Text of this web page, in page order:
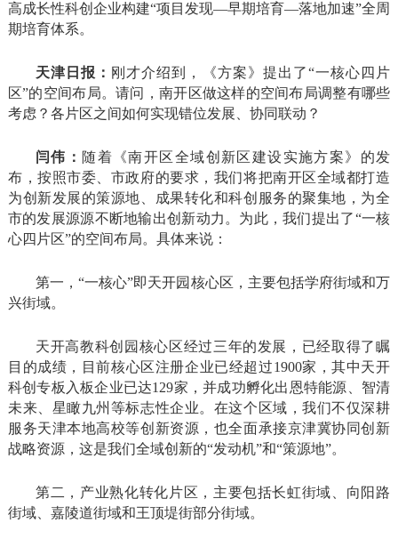
高成长性科创企业构建“项目发现—早期培育—落地加速”全周
期培育体系。
天津日报： 刚才介绍到，《方案》提出了“一核心四片
区”的空间布局。请问，南开区做这样的空间布局调整有哪些
考虑？各片区之间如何实现错位发展、协同联动？
闫伟： 随着《南开区全域创新区建设实施方案》的发
布，按照市委、市政府的要求，我们将把南开区全域都打造
为创新发展的策源地、成果转化和科创服务的聚集地，为全
市的发展源源不断地输出创新动力。为此，我们提出了“一核
心四片区”的空间布局。具体来说：
第一，“一核心”即天开园核心区，主要包括学府街域和万
兴街域。
天开高教科创园核心区经过三年的发展，已经取得了瞩
目的成绩，目前核心区注册企业已经超过1900家，其中天开
科创专板入板企业已达129家，并成功孵化出恩特能源、智清
未来、星瞰九州等标志性企业。在这个区域，我们不仅深耕
服务天津本地高校等创新资源，也全面承接京津冀协同创新
战略资源，这是我们全域创新的“发动机”和“策源地”。
第二，产业熟化转化片区，主要包括长虹街域、向阳路
街域、嘉陵道街域和王顶堤街部分街域。